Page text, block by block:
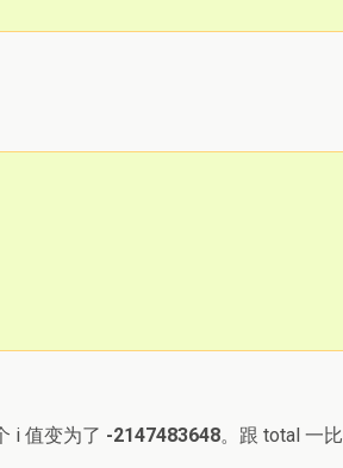
i 值变为了 -2147483648。跟 total 一